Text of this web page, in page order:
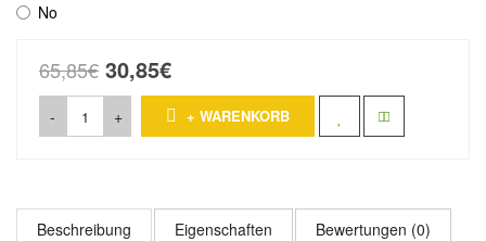
No
65,85€ 30,85€
- + + WARENKORB
Beschreibung Eigenschaften Bewertungen (0)